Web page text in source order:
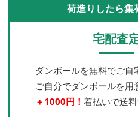
荷造りしたら集
宅配査
ダンボールを無料でご自
ご自分でダンボールを用
＋1000円！ 着払いで送料